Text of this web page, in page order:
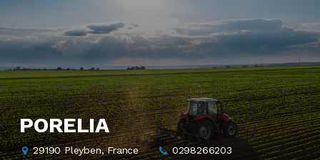
PORELIA
29190 Pleyben, France 0298266203